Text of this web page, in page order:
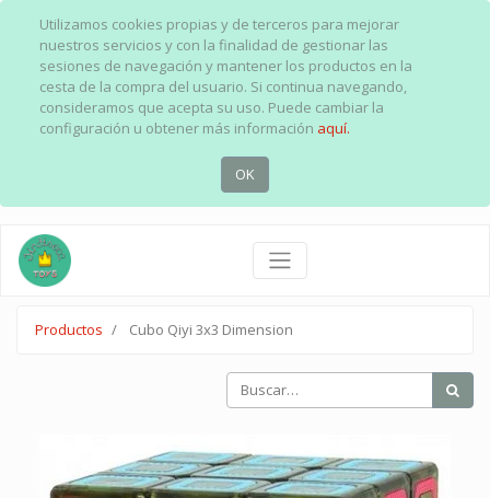
Utilizamos cookies propias y de terceros para mejorar
nuestros servicios y con la finalidad de gestionar las
sesiones de navegación y mantener los productos en la
cesta de la compra del usuario. Si continua navegando,
consideramos que acepta su uso. Puede cambiar la
configuración u obtener más información aquí.
OK
Productos Cubo Qiyi 3x3 Dimension